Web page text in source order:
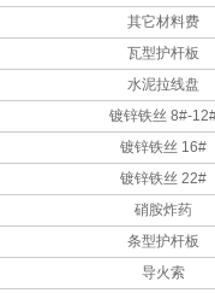
其它材料费
瓦型护杆板
水泥拉线盘
镀锌铁丝 8#-
镀锌铁丝 16#
镀锌铁丝 22#
硝胺炸药
条型护杆板
导火索